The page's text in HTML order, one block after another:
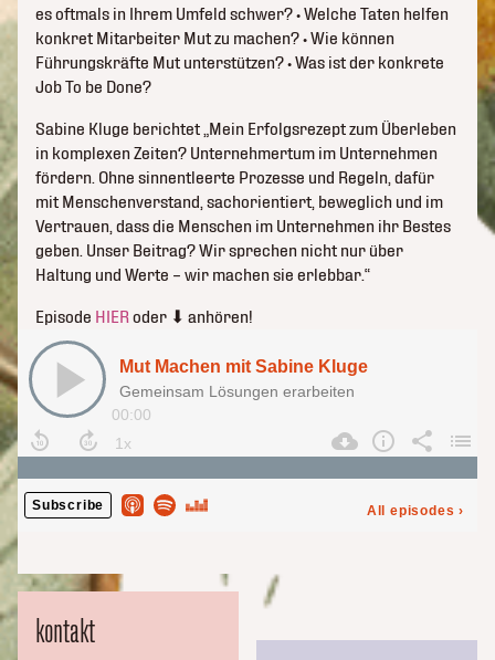
kontakt
es oftmals in Ihrem Umfeld schwer? • Welche Taten helfen
konkret Mitarbeiter Mut zu machen? • Wie können
Führungskräfte Mut unterstützen? • Was ist der konkrete
Job To be Done?
Sabine Kluge berichtet „Mein Erfolgsrezept zum Überleben
in komplexen Zeiten? Unternehmertum im Unternehmen
fördern. Ohne sinnentleerte Prozesse und Regeln, dafür
mit Menschenverstand, sachorientiert, beweglich und im
Vertrauen, dass die Menschen im Unternehmen ihr Bestes
geben. Unser Beitrag? Wir sprechen nicht nur über
Haltung und Werte – wir machen sie erlebbar.“
Episode HIERoder ⬇︎ anhören!